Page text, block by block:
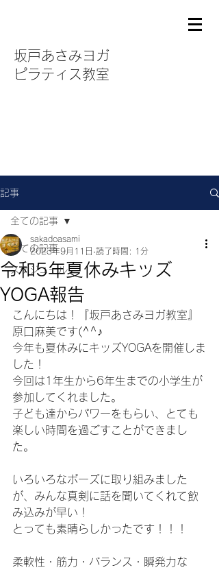
坂戸あさみヨガ
ピラティス教室
記事
全ての記事
スケジュール
全ての記事
令和5年夏休みキッズ
YOGA報告
sakadoasami
2023年9月11日 読了時間: 1分
こんにちは！『坂戸あさみヨガ教室』
原口麻美です(^^♪
今年も夏休みにキッズYOGAを開催しま
した！
今回は1年生から6年生までの小学生が
参加してくれました。
子ども達からパワーをもらい、とても
楽しい時間を過ごすことができまし
た。
いろいろなポーズに取り組みました
が、みんな真剣に話を聞いてくれて飲
み込みが早い！
とっても素晴らしかったです！！！
柔軟性・筋力・バランス・瞬発力な